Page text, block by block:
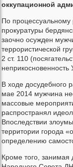
оккупационной
По процессуальному
прокуратуры
заочно осужден
террористической
2 ст. 110
В ходе досудебного
мае 2014 мужчина
массовые
распространял
Впоследствии
территории города
определению
Кроме того, занимая